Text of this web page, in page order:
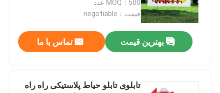
MOQ：500 عدد
قیمت：negotiable
بهترین قیمت تماس با ما
تابلوی تابلو حیاط پلاستیکی راه راه